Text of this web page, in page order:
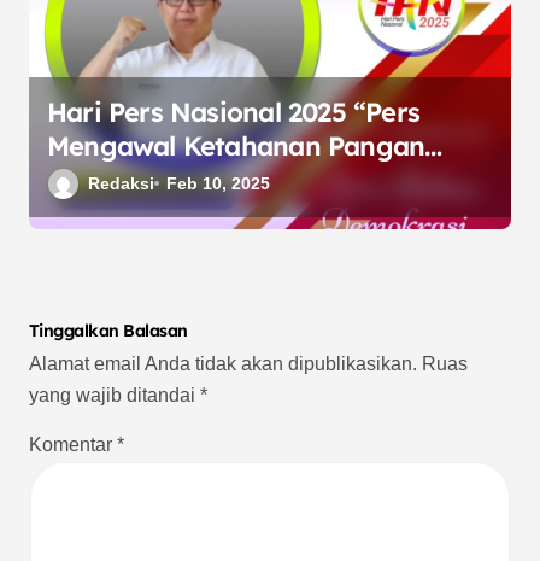
Hari Pers Nasional 2025 “Pers
Mengawal Ketahanan Pangan
untuk Kemandirian Bangsa”
Redaksi Feb 10, 2025
Tinggalkan Balasan
Alamat email Anda tidak akan dipublikasikan. Ruas
yang wajib ditandai *
Komentar *